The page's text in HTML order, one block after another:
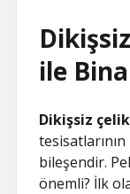
ile
Dikişsiz
bileşendir.
önemli? İlk